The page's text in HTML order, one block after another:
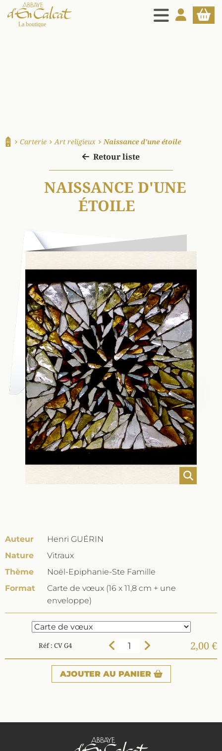
MENU
MON PANIER
Carterie Art religieux Naissance d'une étoile
Retour liste
NAISSANCE D'UNE
ÉTOILE
Auteur
Henri GUÉRIN
Nature
Vitraux
Thème
Noël-Epiphanie-Ste Famille
Format
Carte de vœux (16 x 11,8 cm + une
enveloppe)
Réf : CV G4 2,00 €
AJOUTER AU PANIER